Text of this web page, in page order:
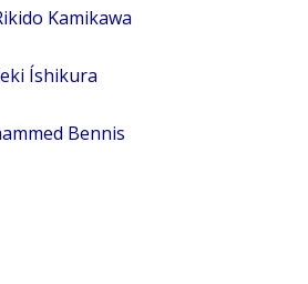
Kamikawa
Íshikura
Bennis